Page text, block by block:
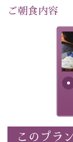
・館内着をご用意
・就寝用パジャ
・環境に配慮し
・館内フリー
・チェックイン
いう昔の暦によ
ご朝食内容
さ
れ
ふ
安
このプラ